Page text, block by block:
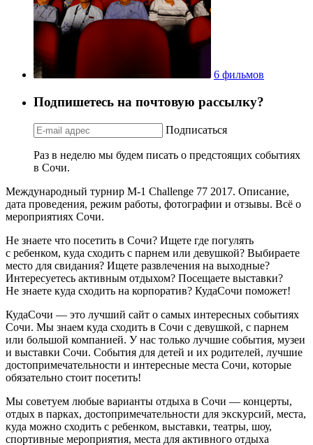
6 фильмов
Подпишетесь на почтовую рассылку?
Подписаться
Раз в неделю мы будем писать о предстоящих событиях
в Сочи.
Международный турнир M-1 Challenge 77 2017. Описание,
дата проведения, режим работы, фотографии и отзывы. Всё о
мероприятиях Сочи.
Не знаете что посетить в Сочи? Ищете где погулять
с ребенком, куда сходить с парнем или девушкой? Выбираете
место для свидания? Ищете развлечения на выходные?
Интересуетесь активным отдыхом? Посещаете выставки?
Не знаете куда сходить на корпоратив? КудаСочи поможет!
КудаСочи — это лучший сайт о самых интересных событиях
Сочи. Мы знаем куда сходить в Сочи с девушкой, с парнем
или большой компанией. У нас только лучшие события, музеи
и выставки Сочи. События для детей и их родителей, лучшие
достопримечательности и интересные места Сочи, которые
обязательно стоит посетить!
Мы советуем любые варианты отдыха в Сочи — концерты,
отдых в парках, достопримечательности для экскурсий, места,
куда можно сходить с ребенком, выставки, театры, шоу,
спортивные мероприятия, места для активного отдыха